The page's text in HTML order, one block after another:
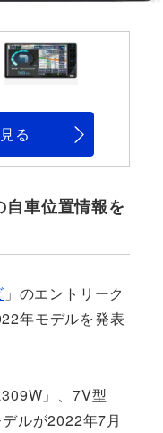
る
車位置情報を
」のエントリーク
年モデルを発表
」、7V型
ルが2022年7月